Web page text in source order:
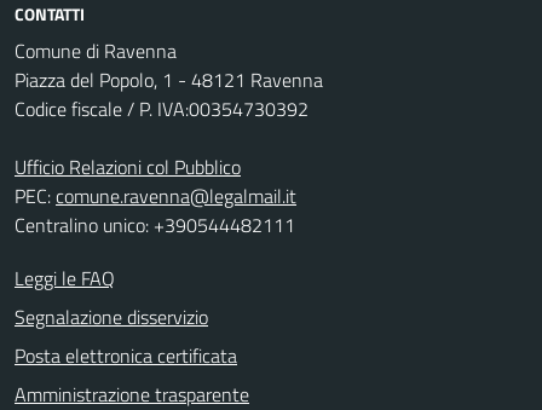
CONTATTI
Comune di Ravenna
Piazza del Popolo, 1 - 48121 Ravenna
Codice fiscale / P. IVA:00354730392
Ufficio Relazioni col Pubblico
PEC:comune.ravenna@legalmail.it
Centralino unico: +390544482111
Leggi le FAQ
Segnalazione disservizio
Posta elettronica certificata
Amministrazione trasparente